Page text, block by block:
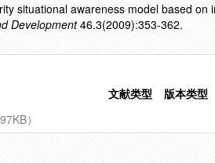
situational awareness model based on
Development46.3(2009):353-362.
文献类型 版本类型
）